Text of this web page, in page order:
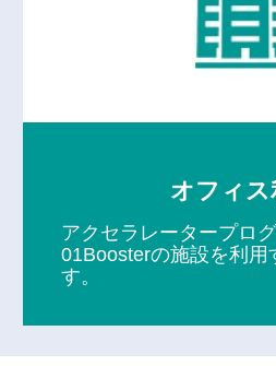
オフィス
アクセラレータープロ
01Boosterの施設を利用
す。